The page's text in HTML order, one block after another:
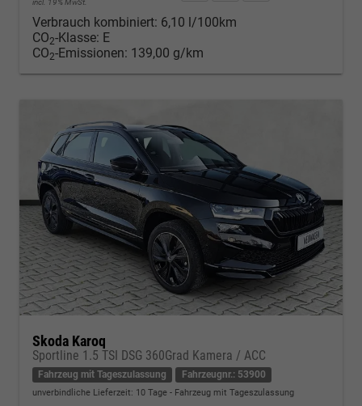
incl. 19% MwSt.
Verbrauch kombiniert: 6,10 l/100km
CO2-Klasse: E
CO2-Emissionen: 139,00 g/km
Skoda Karoq
Sportline 1.5 TSI DSG 360Grad Kamera / ACC
Fahrzeug mit Tageszulassung Fahrzeugnr.: 53900
unverbindliche Lieferzeit: 10 Tage Fahrzeug mit Tageszulassung